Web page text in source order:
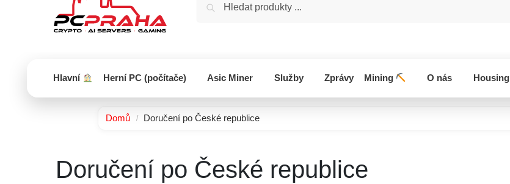
Hlavní Herní PC (počítače) Asic Miner Služby Zprávy Mining O nás Housing
Domů / Doručení po České republice
Doručení po České republice